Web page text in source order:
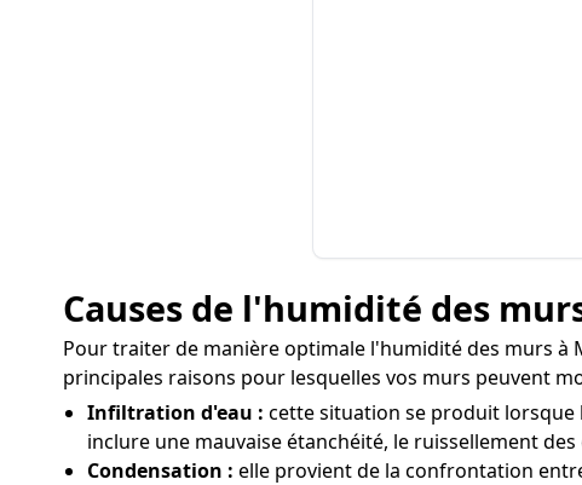
Causes de l'humidité des
Pour traiter de manière optimale l'humidité des murs à
principales raisons pour lesquelles vos murs peuvent
Infiltration d'eau : cette situation se produit lorsque
inclure une mauvaise étanchéité, le ruissellement
Condensation : elle provient de la confrontation